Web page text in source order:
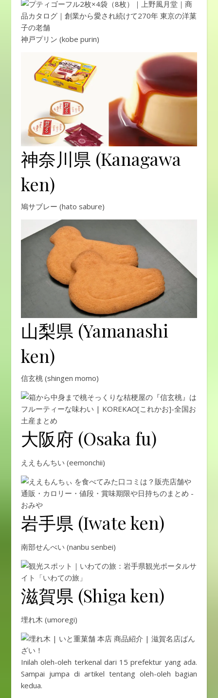
神戸プリン (kobe purin)
神奈川県 (Kanagawa
ken)
鳩サブレー (hato sabure)
山梨県 (Yamanashi
ken)
信玄桃 (shingen momo)
大阪府 (Osaka fu)
ええもんちい (eemonchii)
岩手県 (Iwate ken)
南部せんべい (nanbu senbei)
滋賀県 (Shiga ken)
埋れ木 (umoregi)
Inilah oleh-oleh terkenal dari 15 prefektur yang ada.
Sampai jumpa di artikel tentang oleh-oleh bagian
kedua.